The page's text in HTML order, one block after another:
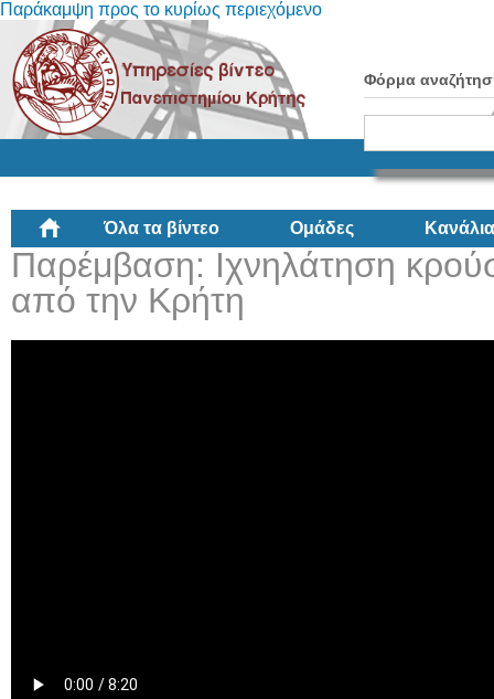
Παράκαμψη προς το κυρίως περιεχόμενο
Φόρμα
Όλα τα βίντεο Ομάδες Κανάλια
Παρέμβαση: Ιχνηλάτηση
από την Κρήτη